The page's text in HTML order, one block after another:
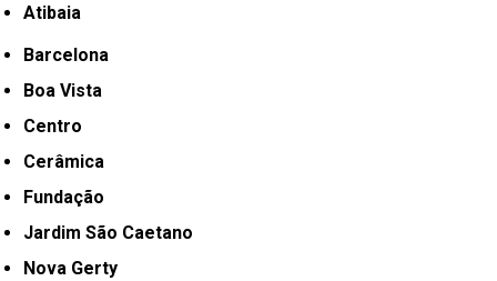
Atibaia
Barcelona
Boa Vista
Centro
Cerâmica
Fundação
Jardim São Caetano
Nova Gerty